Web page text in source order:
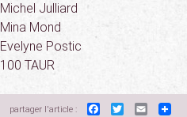
Michel Julliard
Mina Mond
Evelyne Postic
100 TAUR
partager l'article : Facebook
TwitterEmail